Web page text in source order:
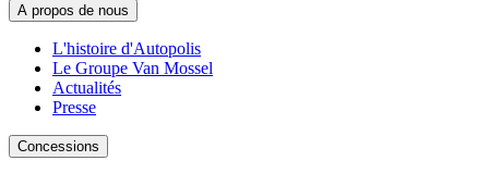
A propos de nous
L'histoire d'Autopolis
Le Groupe Van Mossel
Actualités
Presse
Concessions